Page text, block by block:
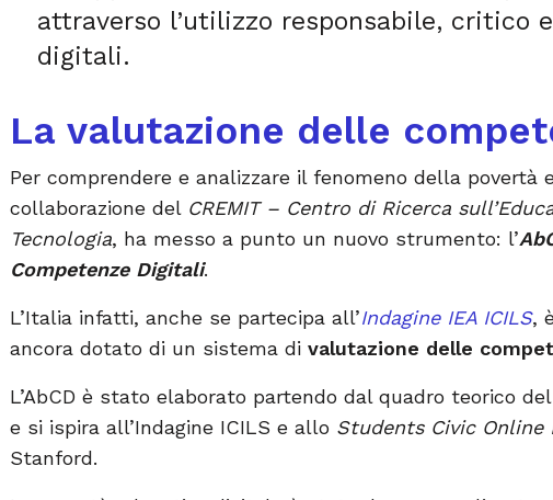
attraverso l’utilizzo responsabile, critico
digitali.
La valutazione delle
Per comprendere e analizzare il fenomeno della
collaborazione del CREMIT – Centro di Ricerca
Tecnologia, ha messo a punto un nuovo strumento: l’
Competenze Digitali.
L’Italia infatti, anche se partecipa all’Indagine IEA ICILS,
ancora dotato di un sistema di valutazione delle
L’AbCD è stato elaborato partendo dal quadro teorico del
e si ispira all’Indagine ICILS e allo Students Civic Online
Stanford.